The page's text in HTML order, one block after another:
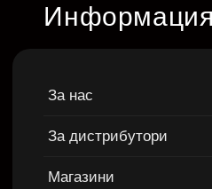
Информация
За нас
За дистрибутори
Магазини